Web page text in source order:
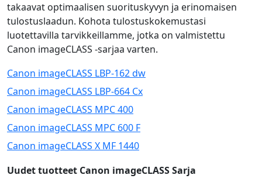
takaavat optimaalisen suorituskyvyn ja erinomaisen
tulostuslaadun. Kohota tulostuskokemustasi
luotettavilla tarvikkeillamme, jotka on valmistettu
Canon imageCLASS -sarjaa varten.
Canon imageCLASS LBP-162 dw
Canon imageCLASS LBP-664 Cx
Canon imageCLASS MPC 400
Canon imageCLASS MPC 600 F
Canon imageCLASS X MF 1440
Uudet tuotteet Canon imageCLASS Sarja